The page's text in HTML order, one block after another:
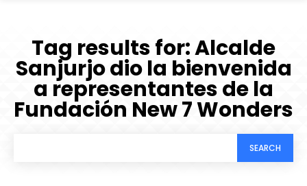
Tag results for:Alcalde
Sanjurjo dio la bienvenida
a representantes de la
Fundación New 7 Wonders
SEARCH